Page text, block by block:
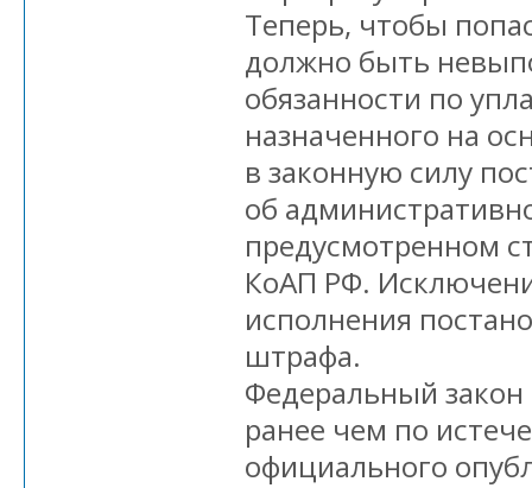
Теперь, чтобы
должно быть
обязанности по
назначенного на
в законную силу
об
предусмотренном
КоАП РФ.
исполнения
штрафа.
Федеральный закон
ранее чем по
официального